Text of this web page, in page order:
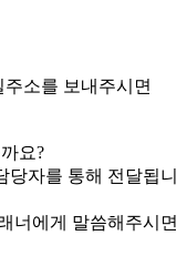
소를 보내주시면
요?
당자를 통해 전달됩니
너에게 말씀해주시면